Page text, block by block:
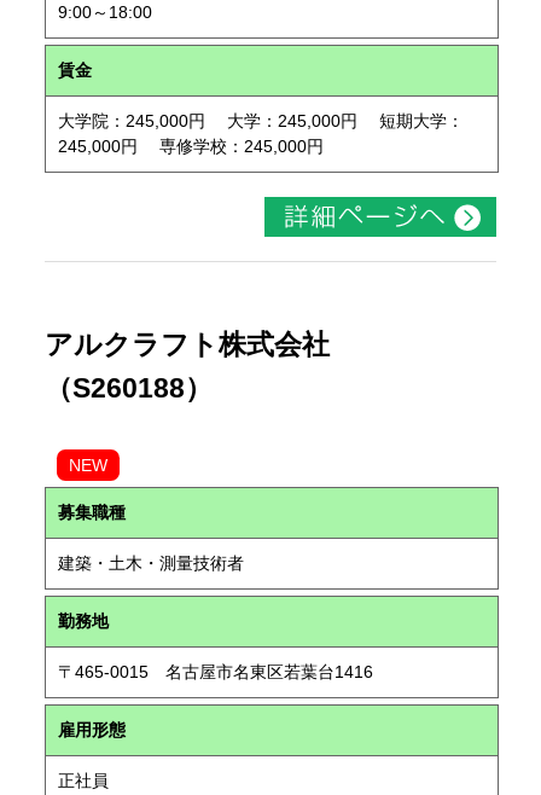
9:00～18:00
賃金
大学院：245,000円 大学：245,000円 短期大学：
245,000円 専修学校：245,000円
アルクラフト株式会社
（S260188）
NEW
募集職種
建築・土木・測量技術者
勤務地
〒465-0015 名古屋市名東区若葉台1416
雇用形態
正社員